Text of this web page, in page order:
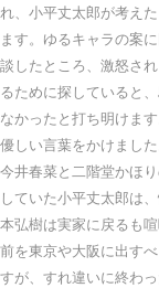
れ、小平丈太郎が考え
ます。ゆるキャラの案
談したところ、激怒さ
るために探していると
なかったと打ち明けま
優しい言葉をかけまし
今井春菜と二階堂かほ
していた小平丈太郎は
本弘樹は実家に戻るも
前を東京や大阪に出す
すが、すれ違いに終わ